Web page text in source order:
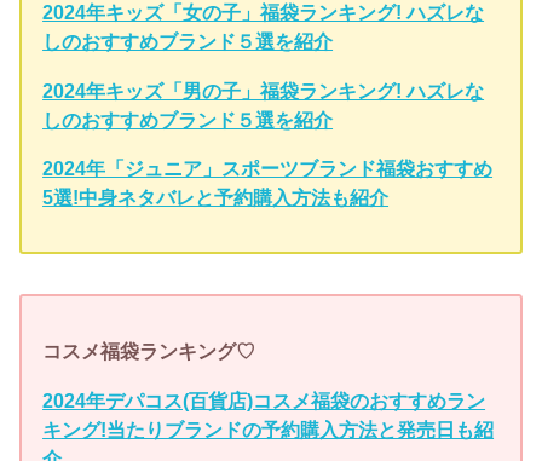
2024年キッズ「女の子」福袋ランキング! ハズレな
しのおすすめブランド５選を紹介
2024年キッズ「男の子」福袋ランキング! ハズレな
しのおすすめブランド５選を紹介
2024年「ジュニア」スポーツブランド福袋おすすめ
5選!中身ネタバレと予約購入方法も紹介
コスメ福袋ランキング♡
2024年デパコス(百貨店)コスメ福袋のおすすめラン
キング!当たりブランドの予約購入方法と発売日も紹